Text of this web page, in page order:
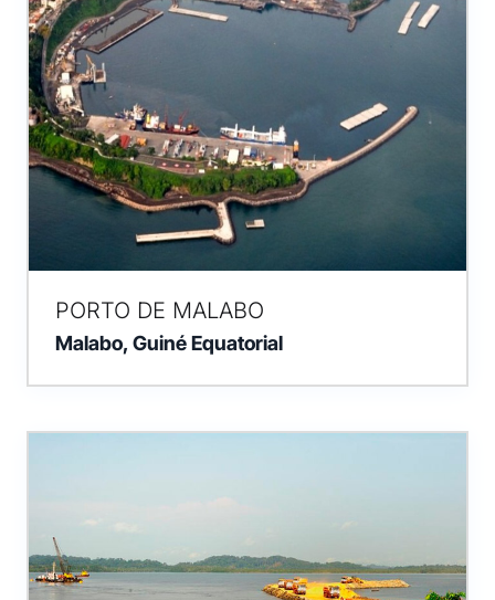
PORTO DE MALABO
Malabo, Guiné Equatorial